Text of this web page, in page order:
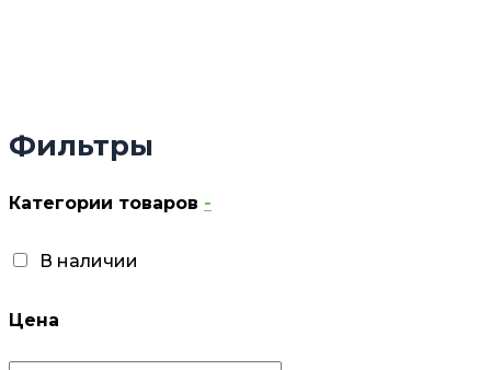
Фильтры
Категории товаров -
В наличии
Цена